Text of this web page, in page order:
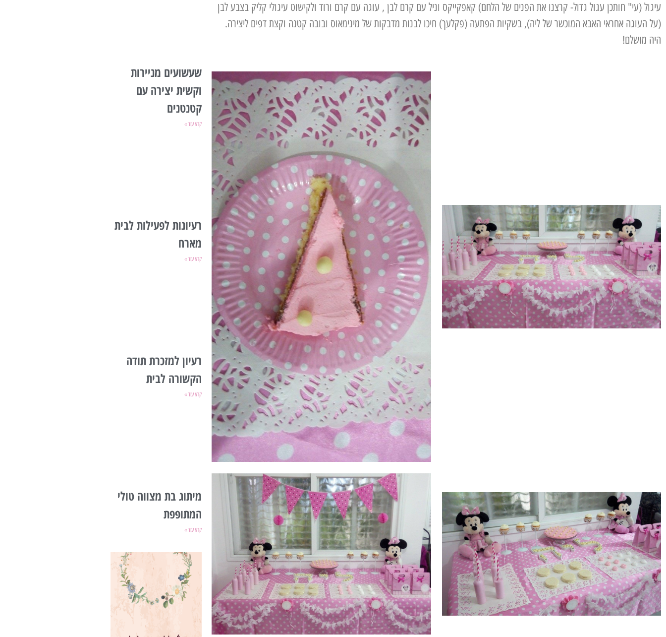
עיגול (עי" חותכן עגול גדול- קרצנו את הפנים של הלחם) קאפקייקס וניל עם קרם לבן , עוגה עם קרם ורוד ולקישוט עיגולי קליק בצבע לבן
(על העוגה אחראי האבא המוכשר של ליה), בשקיות הפתעה (פקלעך) חיכו לבנות מדבקות של מינימאוס ובובה קטנה וקצת דפים ליצירה.
היה מושלם!
שעשועים מניירות
וקשית יצירה עם
קטנטנים
קרא עוד »
רעיונות לפעילות לבית
מארח
קרא עוד »
רעיון למזכרת תודה
הקשורה לבית
קרא עוד »
מיתוג בת מצווה טולי
המתופפת
קרא עוד »